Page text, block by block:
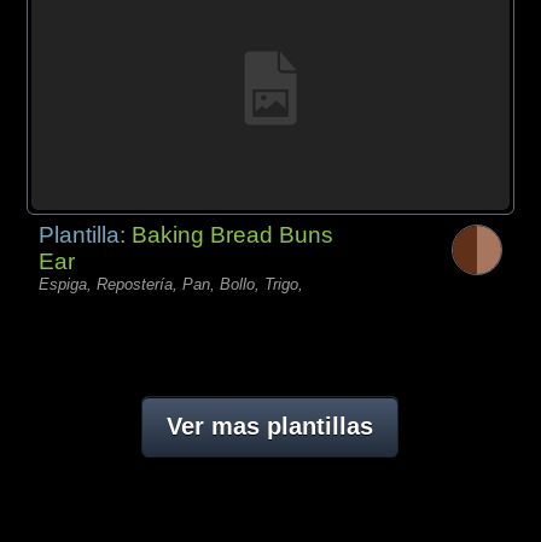
Plantilla: Baking Bread Buns
Ear
Espiga, Repostería, Pan, Bollo, Trigo,
Ver mas plantillas